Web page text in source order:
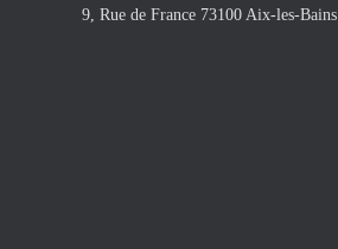
9, Rue de France 73100 Aix-les-Bains